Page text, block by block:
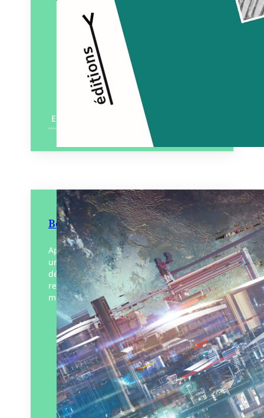
En savoir plus
Bordure
Après son enrôlement traumatique dans
une guerre meurtrière, où elle fut
décorée pour son courage, Shylot s’est
reconvertie en galeriste d’art avec sa
meilleure amie, Kass. Au cœur…
Éditeur : L’Atalante
Paru le16/04/2026